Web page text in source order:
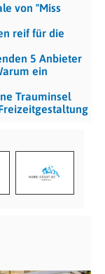
von "Miss
reif für die
5 Anbieter
ein
Trauminsel